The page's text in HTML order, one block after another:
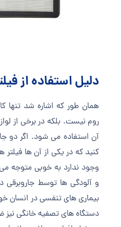
دلیل استفاده از
همان طور که اشاره شد تنها
روم نیست. بلکه در برخی از
آن استفاده می شود. اگر دو
کنید که در یکی از آن ها فیلتر
وجود ندارد به خوبی
و آلودگی ها توسط جاروبرقی
بیماری های تنفسی در انسان
دستگاه های تصفیه خانگی نیز